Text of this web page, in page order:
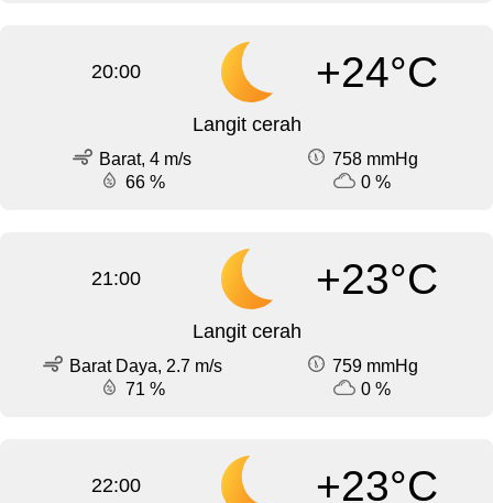
20:00 +24°C
Langit cerah
Barat, 4 m/s
758 mmHg
66 %
0 %
21:00 +23°C
Langit cerah
Barat Daya, 2.7 m/s
759 mmHg
71 %
0 %
22:00 +23°C